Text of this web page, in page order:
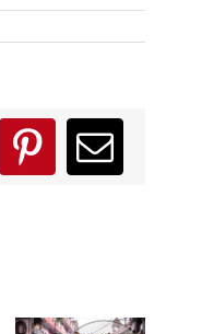
PinterestCorreo